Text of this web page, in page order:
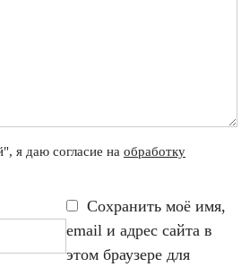
я даю согласие на обработку
Сохранить моё имя,
email и адрес сайта в
этом браузере для